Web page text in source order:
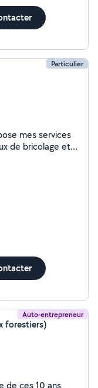
Particulier
de bricolage et
et compétent
et jardinage.
Auto-entrepreneur
forestiers)